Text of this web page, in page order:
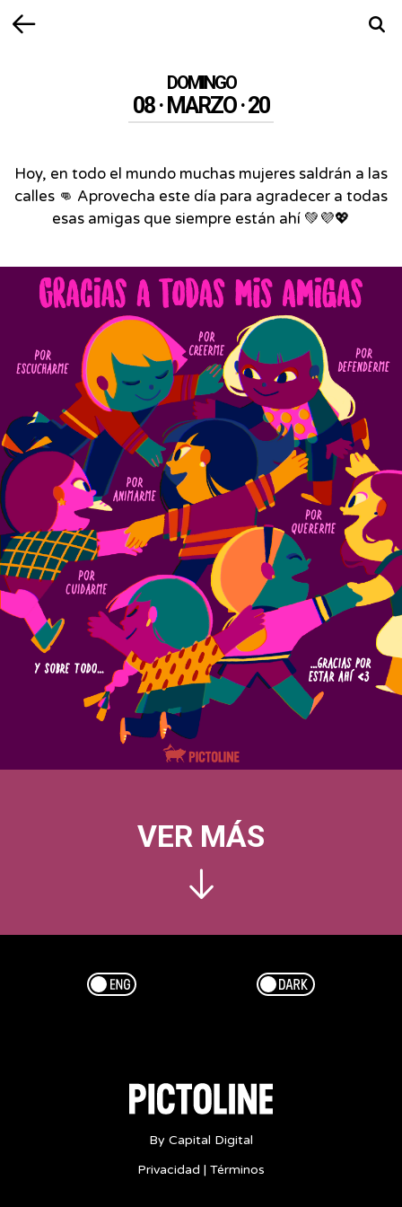
DOMINGO
08 · MARZO · 20
Hoy, en todo el mundo muchas mujeres saldrán a las
calles 👊 Aprovecha este día para agradecer a todas
esas amigas que siempre están ahí 💚💜💖
VER MÁS
Esp/Eng Dark/Light
By Capital Digital
Privacidad | Términos